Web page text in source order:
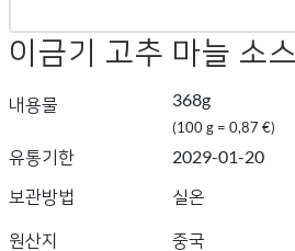
이금기 고추 마늘 소스
내용물 368g
(100 g = 0,87 €)
유통기한
2029-01-20
보관방법
실온
원산지 중국